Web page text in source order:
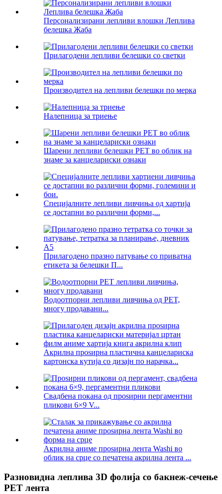
Персонализирани лепливи влошки Леплива
белешка Жаба
Прилагодени лепливи белешки со светки
Производител на лепливи белешки по мерка
Налепница за триење
Шарени лепливи белешки PET во облик на
знаме за канцелариски ознаки
Специјалните лепливи ливчиња од хартија
се достапни во различни форми,...
Прилагодено празно патување со приватна
етикета за белешки П...
Водоотпорни лепливи ливчиња од PET,
многу продавани...
Акрилна проѕирна пластична канцелариска
картонска кутија со дизајн по нарачка...
Свадбена покана од проѕирни пергаментни
пликови 6×9 V...
Акрилна аниме проѕирна лента Washi во
облик на срце со печатена акрилна лента ...
Разновидна леплива 3D фолија со бакнеж-сечење
PET лента